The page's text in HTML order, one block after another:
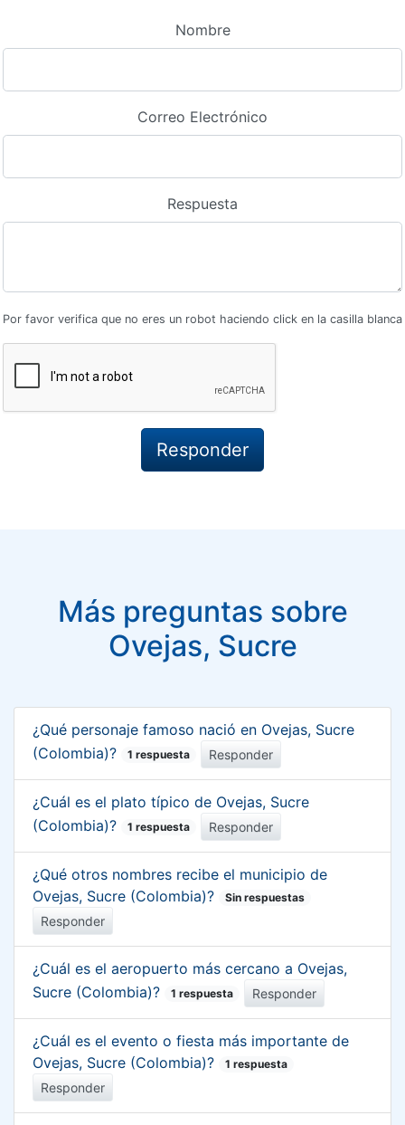
Nombre
Correo Electrónico
Respuesta
Por favor verifica que no eres un robot haciendo click en la casilla blanca
Más preguntas sobre
Ovejas, Sucre
¿Qué personaje famoso nació en Ovejas, Sucre
(Colombia)?
1 respuesta Responder
¿Cuál es el plato típico de Ovejas, Sucre
(Colombia)?
1 respuesta Responder
¿Qué otros nombres recibe el municipio de
Ovejas, Sucre (Colombia)?
Sin respuestas
Responder
¿Cuál es el aeropuerto más cercano a Ovejas,
Sucre (Colombia)?
1 respuesta Responder
¿Cuál es el evento o fiesta más importante de
Ovejas, Sucre (Colombia)?
1 respuesta
Responder